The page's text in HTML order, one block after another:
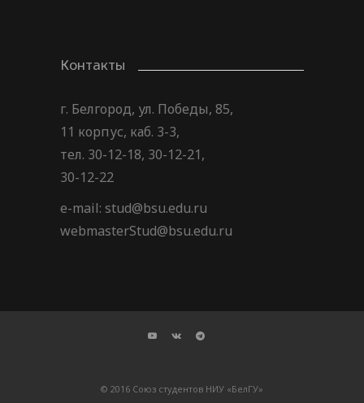
Контакты
г. Белгород, ул. Победы, 85,
11 корпус, каб. 3-3,
тел. 30-12-18, 30-12-21,
30-12-22
e-mail: stud@bsu.edu.ru
webmasterStud@bsu.edu.ru
© 2016 Союз студентов НИУ «БелГУ»